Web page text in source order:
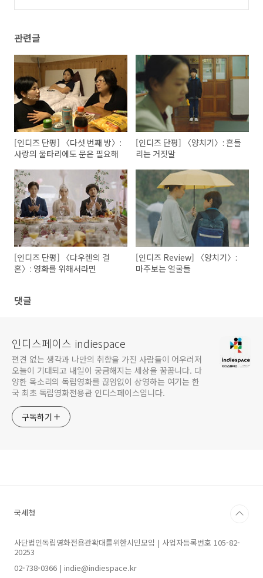
관련글
[인디즈 단평] 〈다섯 번째 방〉:
사랑의 울타리에도 문은 필요해
[인디즈 단평] 〈양치기〉: 흔들
리는 거짓말
[인디즈 단평] 〈다우렌의 결
혼〉: 영화를 위해서라면
[인디즈 Review] 〈양치기〉:
마주보는 얼굴들
댓글
인디스페이스 indiespace
편견 없는 생각과 나만의 취향을 가진 사람들이 어우러져
오늘이 기대되고 내일이 궁금해지는 세상을 꿈꿉니다. 다
양한 목소리의 독립영화를 끊임없이 상영하는 여기는 한
국 최초 독립영화전용관 인디스페이스입니다.
구독하기
국세청
사단법인독립영화전용관확대를위한시민모임 | 사업자등록번호 105-82-
20253
02-738-0366 | indie@indiespace.kr